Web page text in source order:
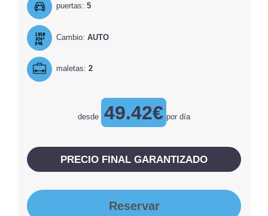
puertas: 5
Cambio: AUTO
maletas: 2
desde 49.42€ por día
PRECIO FINAL GARANTIZADO
Reservar